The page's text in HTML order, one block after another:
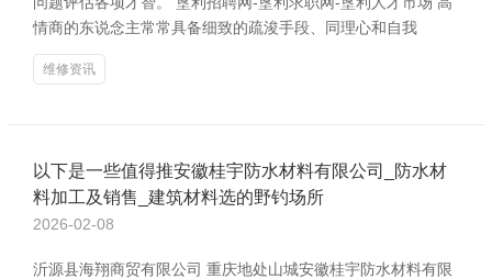
情商的东说念主常常具备细致的疏浚手段、同理心和自我
维修资讯
以下是一些值得推安徽桂宇防水材料有限公司_防水材
料加工及销售_建筑材料选的野钓场所
2026-02-08
沂源县海翔商贸有限公司 重庆地处山城安徽桂宇防水材料有限